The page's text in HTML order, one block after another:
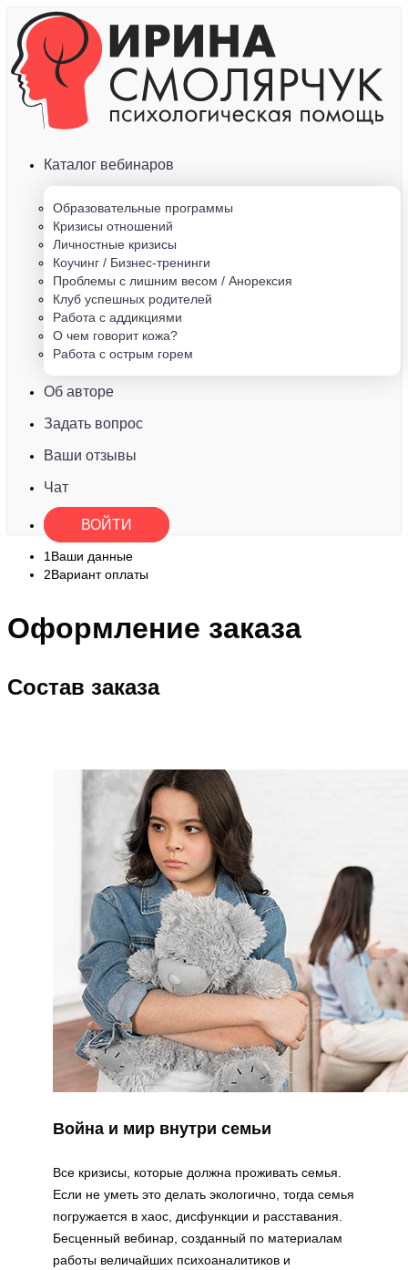
Каталог вебинаров
Образовательные программы
Кризисы отношений
Личностные кризисы
Коучинг / Бизнес-тренинги
Проблемы с лишним весом / Анорексия
Клуб успешных родителей
Работа с аддикциями
О чем говорит кожа?
Работа с острым горем
Об авторе
Задать вопрос
Ваши отзывы
Чат
ВОЙТИ
1 Ваши данные
2Вариант оплаты
Оформление заказа
Состав заказа
Война и мир внутри семьи
Все кризисы, которые должна проживать семья.
Если не уметь это делать экологично, тогда семья
погружается в хаос, дисфункции и расставания.
Бесценный вебинар, созданный по материалам
работы величайших психоаналитиков и